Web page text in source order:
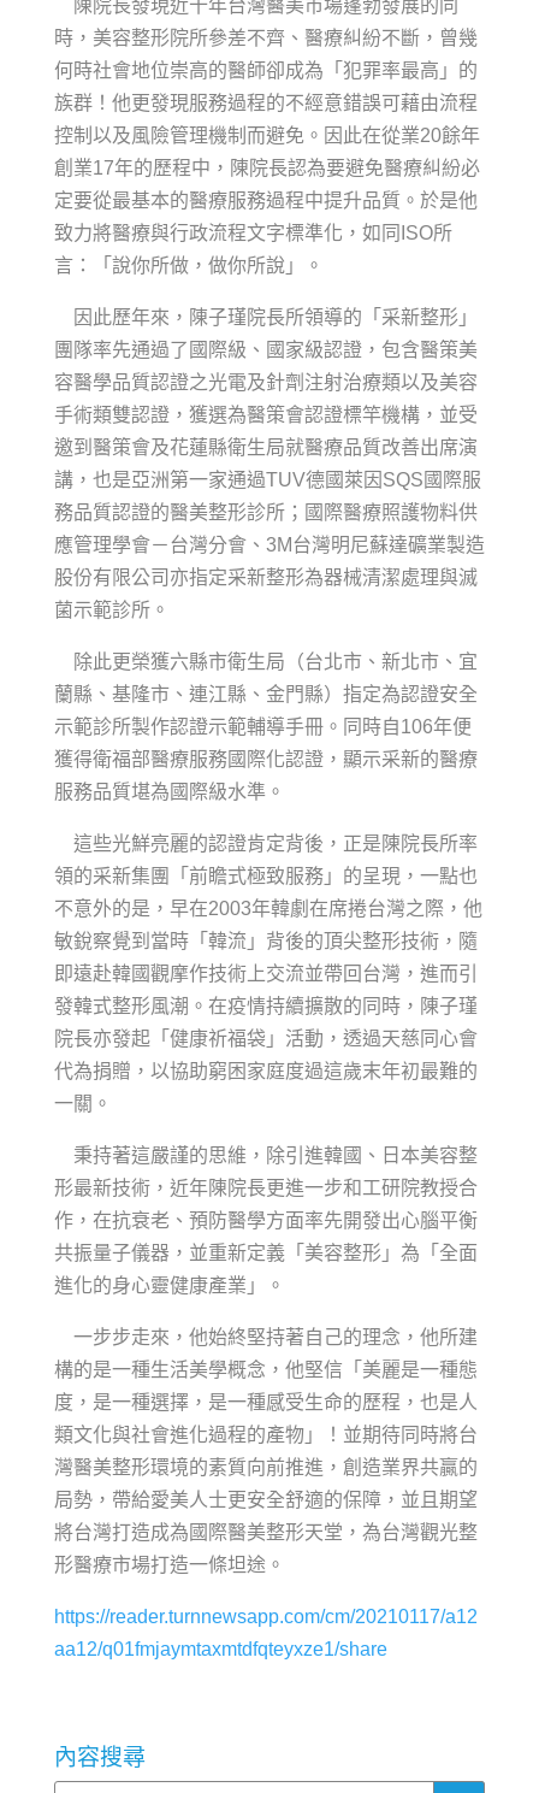
陳院長發現近十年台灣醫美市場蓬勃發展的同
時，美容整形院所參差不齊、醫療糾紛不斷，曾幾
何時社會地位崇高的醫師卻成為「犯罪率最高」的
族群！他更發現服務過程的不經意錯誤可藉由流程
控制以及風險管理機制而避免。因此在從業20餘年
創業17年的歷程中，陳院長認為要避免醫療糾紛必
定要從最基本的醫療服務過程中提升品質。於是他
致力將醫療與行政流程文字標準化，如同ISO所
言：「說你所做，做你所說」。
因此歷年來，陳子瑾院長所領導的「采新整形」
團隊率先通過了國際級、國家級認證，包含醫策美
容醫學品質認證之光電及針劑注射治療類以及美容
手術類雙認證，獲選為醫策會認證標竿機構，並受
邀到醫策會及花蓮縣衛生局就醫療品質改善出席演
講，也是亞洲第一家通過TUV德國萊因SQS國際服
務品質認證的醫美整形診所；國際醫療照護物料供
應管理學會－台灣分會、3M台灣明尼蘇達礦業製造
股份有限公司亦指定采新整形為器械清潔處理與滅
菌示範診所。
除此更榮獲六縣市衛生局（台北市、新北市、宜
蘭縣、基隆市、連江縣、金門縣）指定為認證安全
示範診所製作認證示範輔導手冊。同時自106年便
獲得衛福部醫療服務國際化認證，顯示采新的醫療
服務品質堪為國際級水準。
這些光鮮亮麗的認證肯定背後，正是陳院長所率
領的采新集團「前瞻式極致服務」的呈現，一點也
不意外的是，早在2003年韓劇在席捲台灣之際，他
敏銳察覺到當時「韓流」背後的頂尖整形技術，隨
即遠赴韓國觀摩作技術上交流並帶回台灣，進而引
發韓式整形風潮。在疫情持續擴散的同時，陳子瑾
院長亦發起「健康祈福袋」活動，透過天慈同心會
代為捐贈，以協助窮困家庭度過這歲末年初最難的
一關。
秉持著這嚴謹的思維，除引進韓國、日本美容整
形最新技術，近年陳院長更進一步和工研院教授合
作，在抗衰老、預防醫學方面率先開發出心腦平衡
共振量子儀器，並重新定義「美容整形」為「全面
進化的身心靈健康產業」。
一步步走來，他始終堅持著自己的理念，他所建
構的是一種生活美學概念，他堅信「美麗是一種態
度，是一種選擇，是一種感受生命的歷程，也是人
類文化與社會進化過程的產物」！並期待同時將台
灣醫美整形環境的素質向前推進，創造業界共贏的
局勢，帶給愛美人士更安全舒適的保障，並且期望
將台灣打造成為國際醫美整形天堂，為台灣觀光整
形醫療市場打造一條坦途。
https://reader.turnnewsapp.com/cm/20210117/a12
aa12/q01fmjaymtaxmtdfqteyxze1/share
內容搜尋